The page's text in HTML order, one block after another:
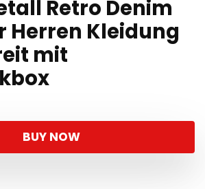
Retro Denim
Herren Kleidung
mit
BUY NOW